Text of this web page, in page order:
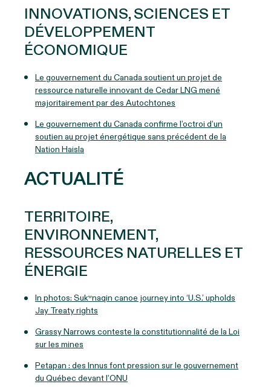
INNOVATIONS, SCIENCES ET
DÉVELOPPEMENT
ÉCONOMIQUE
Le gouvernement du Canada soutient un projet de
ressource naturelle innovant de Cedar LNG mené
majoritairement par des Autochtones
Le gouvernement du Canada confirme l’octroi d’un
soutien au projet énergétique sans précédent de la
Nation Haisla
ACTUALITÉ
TERRITOIRE,
ENVIRONNEMENT,
RESSOURCES NATURELLES ET
ÉNERGIE
In photos: Sukʷnaqin canoe journey into ‘U.S.’ upholds
Jay Treaty rights
Grassy Narrows conteste la constitutionnalité de la Loi
sur les mines
Petapan : des Innus font pression sur le gouvernement
du Québec devant l’ONU